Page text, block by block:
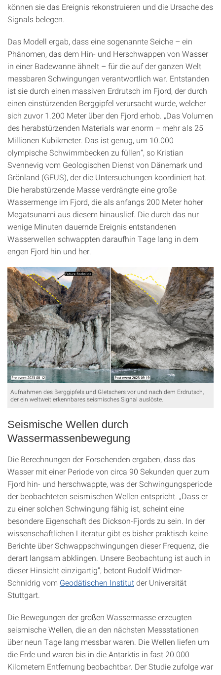
können sie das Ereignis rekonstruieren und die Ursache des
Signals belegen.
Das Modell ergab, dass eine sogenannte Seiche – ein
Phänomen, das dem Hin- und Herschwappen von Wasser
in einer Badewanne ähnelt – für die auf der ganzen Welt
messbaren Schwingungen verantwortlich war. Entstanden
ist sie durch einen massiven Erdrutsch im Fjord, der durch
einen einstürzenden Berggipfel verursacht wurde, welcher
sich zuvor 1.200 Meter über den Fjord erhob. „Das Volumen
des herabstürzenden Materials war enorm – mehr als 25
Millionen Kubikmeter. Das ist genug, um 10.000
olympische Schwimmbecken zu füllen“, so Kristian
Svennevig vom Geologischen Dienst von Dänemark und
Grönland (GEUS), der die Untersuchungen koordiniert hat.
Die herabstürzende Masse verdrängte eine große
Wassermenge im Fjord, die als anfangs 200 Meter hoher
Megatsunami aus diesem hinauslief. Die durch das nur
wenige Minuten dauernde Ereignis entstandenen
Wasserwellen schwappten daraufhin Tage lang in dem
engen Fjord hin und her.
Aufnahmen des Berggipfels und Gletschers vor und nach dem Erdrutsch,
der ein weltweit erkennbares seismisches Signal auslöste.
Seismische Wellen durch
Wassermassenbewegung
Die Berechnungen der Forschenden ergaben, dass das
Wasser mit einer Periode von circa 90 Sekunden quer zum
Fjord hin- und herschwappte, was der Schwingungsperiode
der beobachteten seismischen Wellen entspricht. „Dass er
zu einer solchen Schwingung fähig ist, scheint eine
besondere Eigenschaft des Dickson-Fjords zu sein. In der
wissenschaftlichen Literatur gibt es bisher praktisch keine
Berichte über Schwappschwingungen dieser Frequenz, die
derart langsam abklingen. Unsere Beobachtung ist auch in
dieser Hinsicht einzigartig“, betont Rudolf Widmer-
Schnidrig vom Geodätischen Institutder Universität
Stuttgart.
Die Bewegungen der großen Wassermasse erzeugten
seismische Wellen, die an den nächsten Messstationen
über neun Tage lang messbar waren. Die Wellen liefen um
die Erde und waren bis in die Antarktis in fast 20.000
Kilometern Entfernung beobachtbar. Der Studie zufolge war